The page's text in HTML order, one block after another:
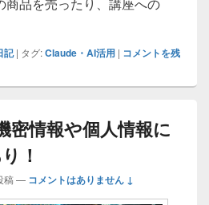
商品を売ったり、講座への
は超簡単！アプリを作ってみま
記 | タグ:Claude・AI活用 | コメントを残
密情報や個人情報に
！
稿 — コメントはありません ↓